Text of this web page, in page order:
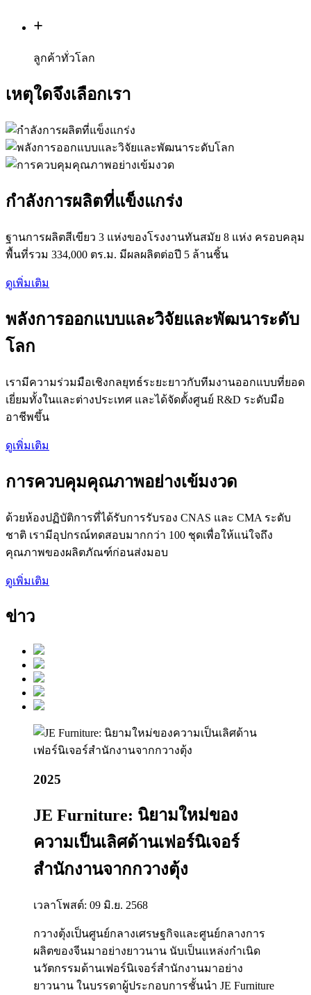
+
ลูกค้าทั่วโลก
เหตุใดจึงเลือกเรา
กำลังการผลิตที่แข็งแกร่ง
ฐานการผลิตสีเขียว 3 แห่งของโรงงานทันสมัย ​​8 แห่ง ครอบคลุม
พื้นที่รวม 334,000 ตร.ม. มีผลผลิตต่อปี 5 ล้านชิ้น
ดูเพิ่มเติม
พลังการออกแบบและวิจัยและพัฒนาระดับ
โลก
เรามีความร่วมมือเชิงกลยุทธ์ระยะยาวกับทีมงานออกแบบที่ยอด
เยี่ยมทั้งในและต่างประเทศ และได้จัดตั้งศูนย์ R&D ระดับมือ
อาชีพขึ้น
ดูเพิ่มเติม
การควบคุมคุณภาพอย่างเข้มงวด
ด้วยห้องปฏิบัติการที่ได้รับการรับรอง CNAS และ CMA ระดับ
ชาติ เรามีอุปกรณ์ทดสอบมากกว่า 100 ชุดเพื่อให้แน่ใจถึง
คุณภาพของผลิตภัณฑ์ก่อนส่งมอบ
ดูเพิ่มเติม
ข่าว
2025
JE Furniture: นิยามใหม่ของ
ความเป็นเลิศด้านเฟอร์นิเจอร์
สำนักงานจากกวางตุ้ง
เวลาโพสต์: 09 มิ.ย. 2568
กวางตุ้งเป็นศูนย์กลางเศรษฐกิจและศูนย์กลางการ
ผลิตของจีนมาอย่างยาวนาน นับเป็นแหล่งกำเนิด
นวัตกรรมด้านเฟอร์นิเจอร์สำนักงานมาอย่าง
ยาวนาน ในบรรดาผู้ประกอบการชั้นนำ JE Furniture